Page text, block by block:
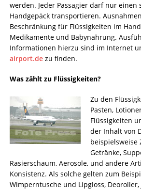
werden. Jeder Passagier darf nur einen
Handgepäck transportieren.
Beschränkung für Flüssigkeiten im
Medikamente und Babynahrung.
Informationen hierzu sind im Internet
airport.de zu finden.
Was zählt zu Flüssigkeiten?
Zu den
Pasten,
Flüssigkeiten
der Inhalt von
beispielsweise
Getränke,
Rasierschaum, Aerosole, und andere
Konsistenz. Als solche gelten zum
Wimperntusche und Lipgloss,